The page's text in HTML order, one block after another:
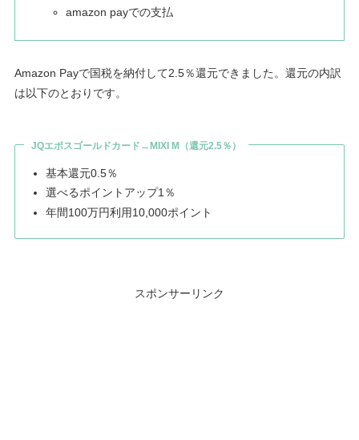
amazon payでの支払
Amazon Payで国税を納付して2.5％還元できました。還元の内訳
は以下のとおりです。
JQエポスゴールドカード→MIXI M（還元2.5％）
基本還元0.5％
選べるポイントアップ1％
年間100万円利用10,000ポイント
スポンサーリンク